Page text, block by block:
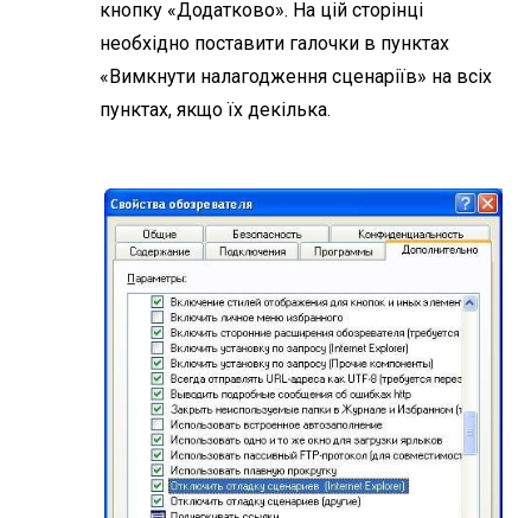
кнопку «Додатково». На цій сторінці
необхідно поставити галочки в пунктах
«Вимкнути налагодження сценаріїв» на всіх
пунктах, якщо їх декілька.